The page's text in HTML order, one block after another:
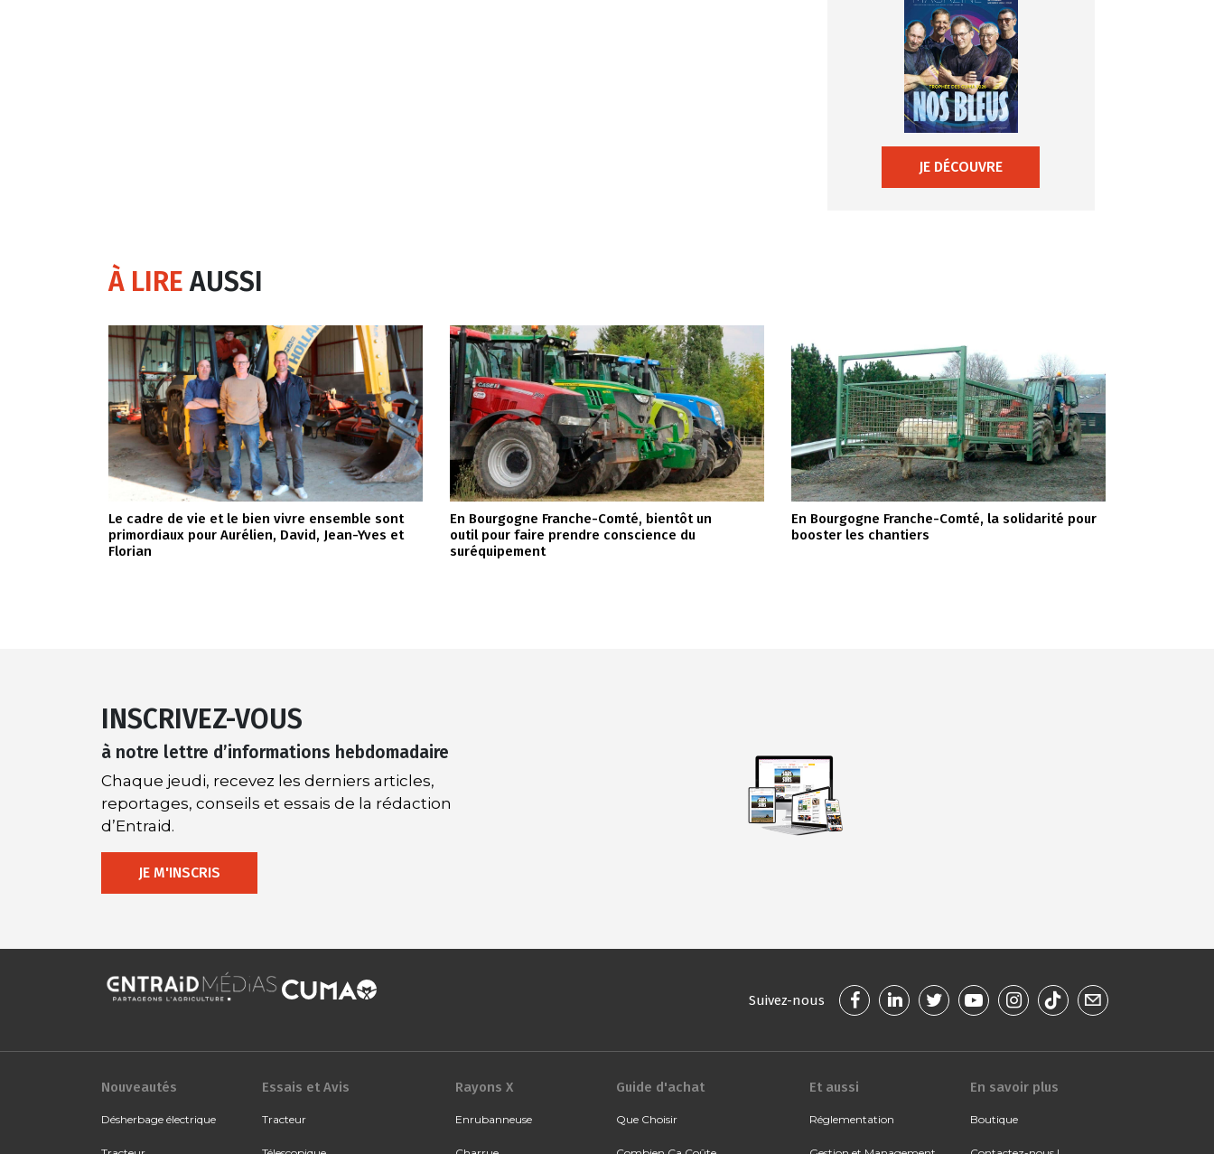
JE DÉCOUVRE
À LIREAUSSI
Le cadre de vie et le bien vivre ensemble sont
primordiaux pour Aurélien, David, Jean-Yves et
Florian
En Bourgogne Franche-Comté, bientôt un
outil pour faire prendre conscience du
suréquipement
En Bourgogne Franche-Comté, la solidarité pour
booster les chantiers
INSCRIVEZ-VOUS
à notre lettre d’informations hebdomadaire
Chaque jeudi, recevez les derniers articles,
reportages, conseils et essais de la rédaction
d’Entraid.
JE M'INSCRIS
Suivez-nous
Nouveautés
Désherbage électrique
Essais et Avis
Tracteur
Rayons X
Enrubanneuse
Guide d'achat
Que Choisir
Et aussi
Réglementation
En savoir plus
Boutique